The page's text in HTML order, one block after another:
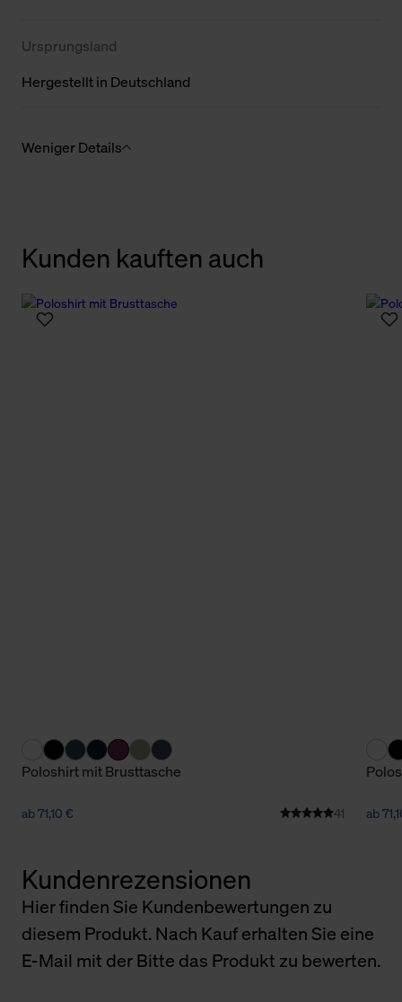
Ursprungsland
Hergestellt in Deutschland
Weniger Details
Kunden kauften auch
Poloshirt mit Brusttasche
ab 71,10 € 41 ab
Kundenrezensionen
Hier finden Sie Kundenbewertungen zu
diesem Produkt. Nach Kauf erhalten Sie eine
E-Mail mit der Bitte das Produkt zu bewerten.